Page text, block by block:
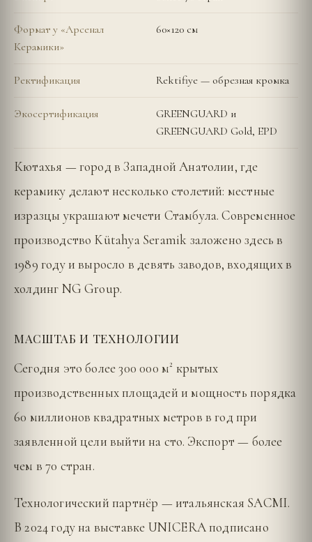
Формат у «Арсенал
Керамики»
60×120 см
Ректификация Rektifiye — обрезная кромка
Экосертификация
GREENGUARD и
GREENGUARD Gold, EPD
Кютахья — город в Западной Анатолии, где
керамику делают несколько столетий: местные
изразцы украшают мечети Стамбула. Современное
производство Kütahya Seramik заложено здесь в
1989 году и выросло в девять заводов, входящих в
холдинг NG Group.
МАСШТАБ И ТЕХНОЛОГИИ
Сегодня это более 300 000 м² крытых
производственных площадей и мощность порядка
60 миллионов квадратных метров в год при
заявленной цели выйти на сто. Экспорт — более
чем в 70 стран.
Технологический партнёр — итальянская SACMI.
В 2024 году на выставке UNICERA подписано